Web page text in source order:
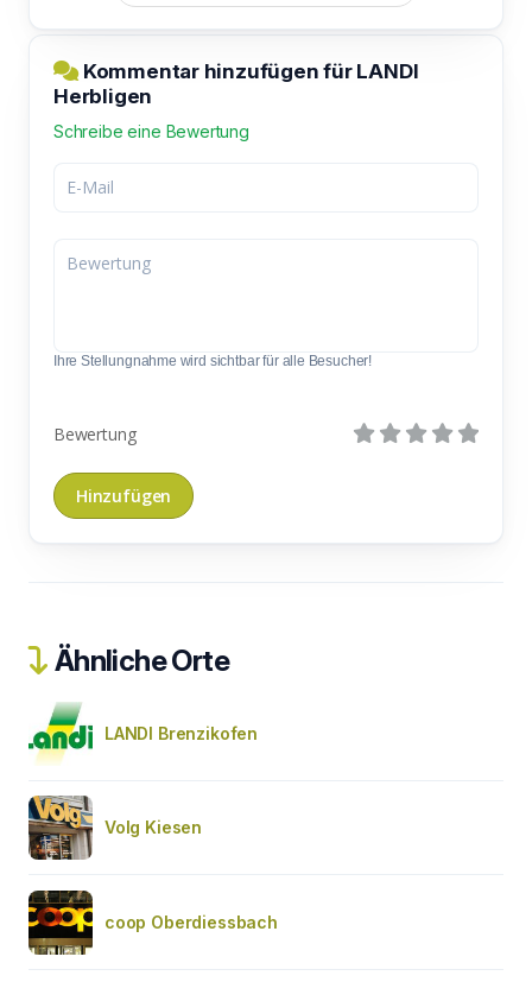
Kommentar hinzufügen für LANDI
Herbligen
Schreibe eine Bewertung
Ihre Stellungnahme wird sichtbar für alle Besucher!
Bewertung
Ähnliche Orte
LANDI Brenzikofen
Volg Kiesen
coop Oberdiessbach